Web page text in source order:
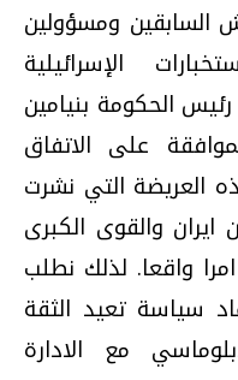
السابقين ومسؤولين
الإسرائيلية
الحكومة بنيامين
على الاتفاق
العريضة التي نشرت
ايران والقوى الكبرى
واقعا. لذلك نطلب
سياسة تعيد الثقة
مع الادارة